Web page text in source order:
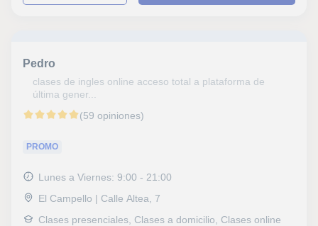
Pedro
clases de ingles online acceso total a plataforma de
última gener...
(59 opiniones)
PROMO
Lunes a Viernes: 9:00 - 21:00
El Campello | Calle Altea, 7
Clases presenciales, Clases a domicilio, Clases online